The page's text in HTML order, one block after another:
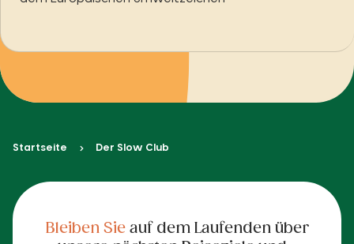
Startseite Der Slow Club
Bleiben Sieauf dem Laufenden über